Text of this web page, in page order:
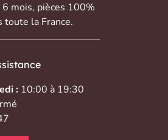
mois, pièces 100%
toute la France.
: 10:00 à 19:30